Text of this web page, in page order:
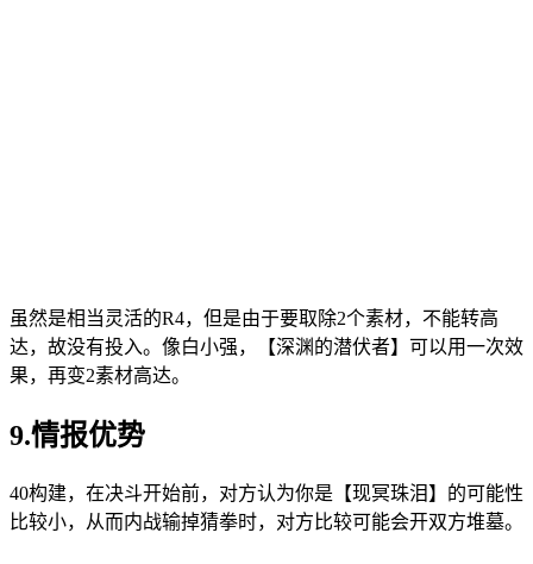
虽然是相当灵活的R4，但是由于要取除2个素材，不能转高
达，故没有投入。像白小强，【深渊的潜伏者】可以用一次效
果，再变2素材高达。
9.情报优势
40构建，在决斗开始前，对方认为你是【现冥珠泪】的可能性
比较小，从而内战输掉猜拳时，对方比较可能会开双方堆墓。